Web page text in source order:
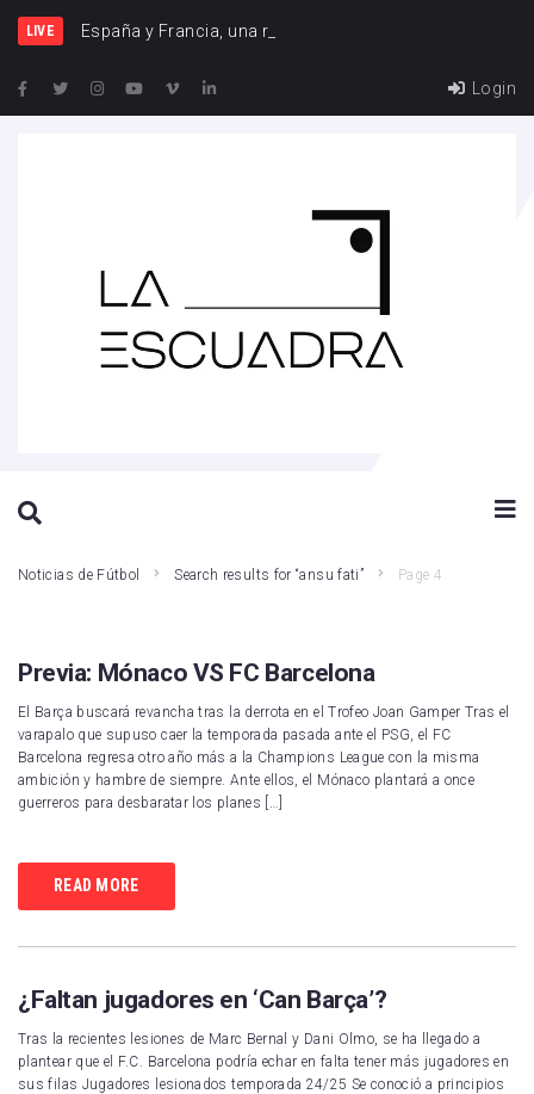
LIVE España y Francia, una rivalidad
Login
Noticias de Fútbol Search results for “ansu fati” Page 4
Previa: Mónaco VS FC Barcelona
El Barça buscará revancha tras la derrota en el Trofeo Joan Gamper Tras el
varapalo que supuso caer la temporada pasada ante el PSG, el FC
Barcelona regresa otro año más a la Champions League con la misma
ambición y hambre de siempre. Ante ellos, el Mónaco plantará a once
guerreros para desbaratar los planes […]
READ MORE
¿Faltan jugadores en ‘Can Barça’?
Tras la recientes lesiones de Marc Bernal y Dani Olmo, se ha llegado a
plantear que el F.C. Barcelona podría echar en falta tener más jugadores en
sus filas Jugadores lesionados temporada 24/25 Se conoció a principios